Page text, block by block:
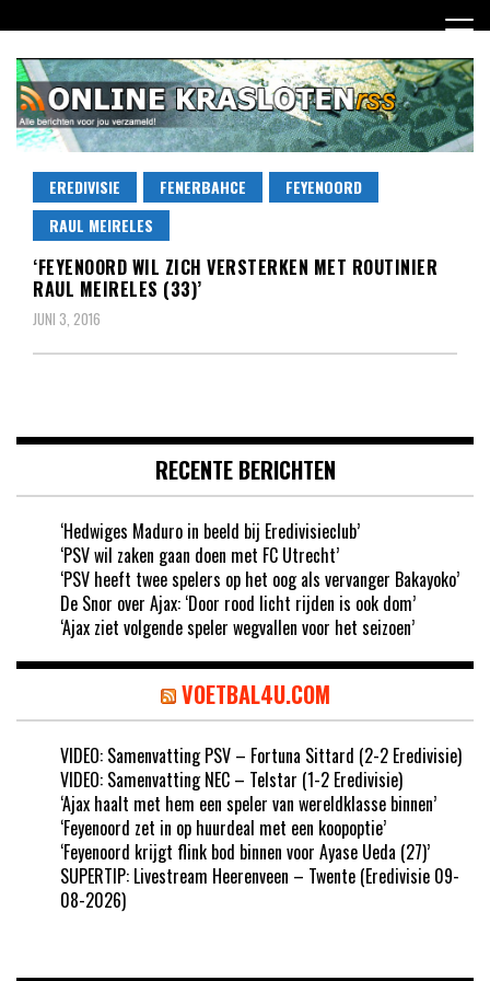
naar
inhoud
Online Krasloten RSS
Dagelijks het laatste nieuws rondom online krasloten voor
jou verzameld
EREDIVISIE FENERBAHCE
FEYENOORD
RAUL MEIRELES
‘FEYENOORD WIL ZICH VERSTERKEN MET ROUTINIER
RAUL MEIRELES (33)’
JUNI 3, 2016
RECENTE BERICHTEN
‘Hedwiges Maduro in beeld bij Eredivisieclub’
‘PSV wil zaken gaan doen met FC Utrecht’
‘PSV heeft twee spelers op het oog als vervanger Bakayoko’
De Snor over Ajax: ‘Door rood licht rijden is ook dom’
‘Ajax ziet volgende speler wegvallen voor het seizoen’
VOETBAL4U.COM
VIDEO: Samenvatting PSV – Fortuna Sittard (2-2 Eredivisie)
VIDEO: Samenvatting NEC – Telstar (1-2 Eredivisie)
‘Ajax haalt met hem een speler van wereldklasse binnen’
‘Feyenoord zet in op huurdeal met een koopoptie’
‘Feyenoord krijgt flink bod binnen voor Ayase Ueda (27)’
SUPERTIP: Livestream Heerenveen – Twente (Eredivisie 09-
08-2026)